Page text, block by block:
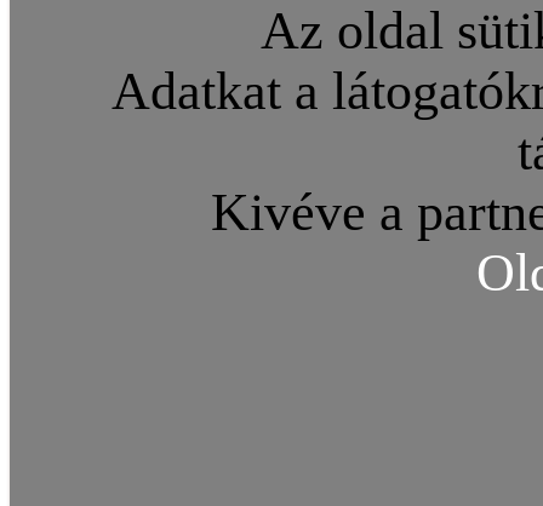
Az oldal
Adatkat a
Kivéve a